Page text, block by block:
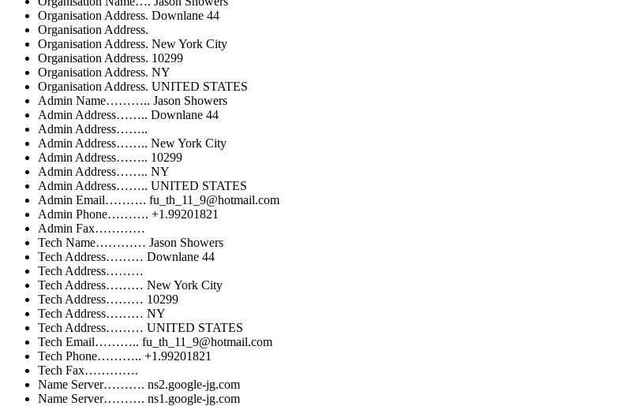
Organisation Address. Downlane 44
Organisation Address.
Organisation Address. New York City
Organisation Address. 10299
Organisation Address. NY
Organisation Address. UNITED STATES
Admin Name……….. Jason Showers
Admin Address…….. Downlane 44
Admin Address……..
Admin Address…….. New York City
Admin Address…….. 10299
Admin Address…….. NY
Admin Address…….. UNITED STATES
Admin Email………. fu_th_11_9@hotmail.com
Admin Phone………. +1.99201821
Admin Fax…………
Tech Name………… Jason Showers
Tech Address……… Downlane 44
Tech Address………
Tech Address……… New York City
Tech Address……… 10299
Tech Address……… NY
Tech Address……… UNITED STATES
Tech Email……….. fu_th_11_9@hotmail.com
Tech Phone……….. +1.99201821
Tech Fax………….
Name Server………. ns2.google-jg.com
Name Server………. ns1.google-jg.com